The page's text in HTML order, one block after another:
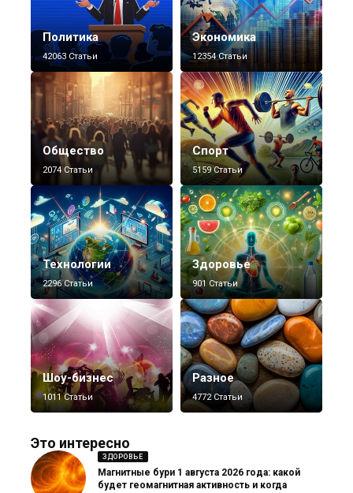
Политика
42063 Статьи
Экономика
12354 Статьи
Общество
2074 Статьи
Спорт
5159 Статьи
Технологии
2296 Статьи
Здоровье
901 Статьи
Шоу-бизнес
1011 Статьи
Разное
4772 Статьи
Это интересно
ЗДОРОВЬЕ
Магнитные бури 1 августа 2026 года: какой
будет геомагнитная активность и когда